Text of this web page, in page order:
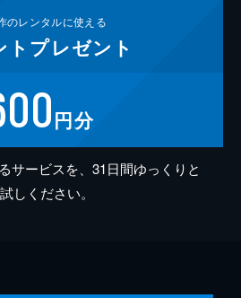
のレンタルに使える
ト プレゼント
円分
サービスを、31日間ゆっくりと
しください。